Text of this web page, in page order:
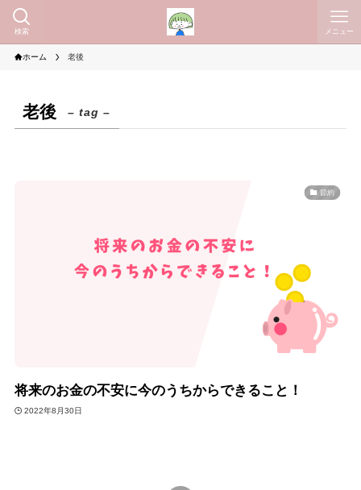
検索 メニュー
ホーム 老後
老後 – tag –
節約
将来のお金の不安に今のうちからできること！
2022年8月30日